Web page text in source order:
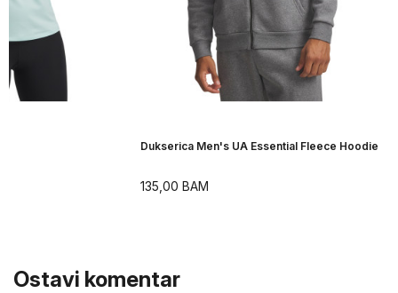
Dukserica Men's UA Essential Fleece Hoodie
135,00 BAM
Ostavi komentar